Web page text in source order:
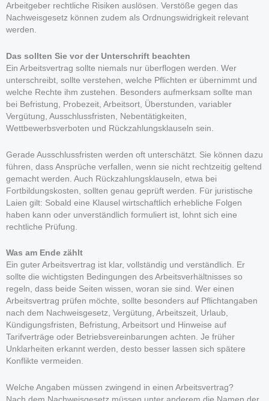
Arbeitgeber rechtliche Risiken auslösen. Verstöße gegen das
Nachweisgesetz können zudem als Ordnungswidrigkeit relevant
werden.
Das sollten Sie vor der Unterschrift beachten
Ein Arbeitsvertrag sollte niemals nur überflogen werden. Wer
unterschreibt, sollte verstehen, welche Pflichten er übernimmt und
welche Rechte ihm zustehen. Besonders aufmerksam sollte man
bei Befristung, Probezeit, Arbeitsort, Überstunden, variabler
Vergütung, Ausschlussfristen, Nebentätigkeiten,
Wettbewerbsverboten und Rückzahlungsklauseln sein.
Gerade Ausschlussfristen werden oft unterschätzt. Sie können dazu
führen, dass Ansprüche verfallen, wenn sie nicht rechtzeitig geltend
gemacht werden. Auch Rückzahlungsklauseln, etwa bei
Fortbildungskosten, sollten genau geprüft werden. Für juristische
Laien gilt: Sobald eine Klausel wirtschaftlich erhebliche Folgen
haben kann oder unverständlich formuliert ist, lohnt sich eine
rechtliche Prüfung.
Was am Ende zählt
Ein guter Arbeitsvertrag ist klar, vollständig und verständlich. Er
sollte die wichtigsten Bedingungen des Arbeitsverhältnisses so
regeln, dass beide Seiten wissen, woran sie sind. Wer einen
Arbeitsvertrag prüfen möchte, sollte besonders auf Pflichtangaben
nach dem Nachweisgesetz, Vergütung, Arbeitszeit, Urlaub,
Kündigungsfristen, Befristung, Arbeitsort und Hinweise auf
Tarifverträge oder Betriebsvereinbarungen achten. Je früher
Unklarheiten erkannt werden, desto besser lassen sich spätere
Konflikte vermeiden.
Welche Angaben müssen zwingend in einen Arbeitsvertrag?